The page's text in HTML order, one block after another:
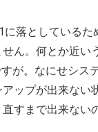
に落としている
ん。何とか近い
が。なにせシス
ップが出来ない
すまで出来ない